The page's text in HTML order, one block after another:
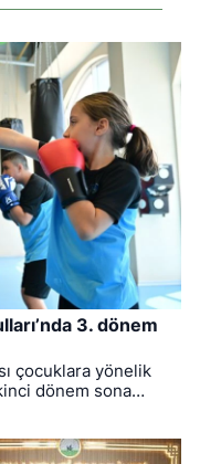
3. dönem
çocuklara yönelik
dönem sona